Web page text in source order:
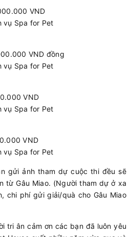
VND
vụ Spa for Pet
VND đồng
vụ Spa for Pet
VND
vụ Spa for Pet
VND
vụ Spa for Pet
gửi ảnh tham dự cuộc thi đều sẽ
từ Gâu Miao. (Người tham dự ở xa
chi phí gửi giải/quà cho Gâu Miao
tri ân cảm ơn các bạn đã luôn yêu